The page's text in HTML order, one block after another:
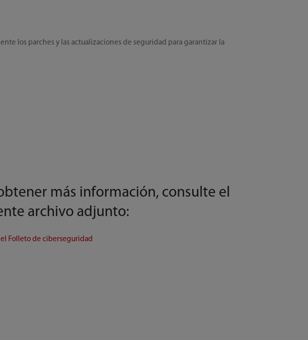
los parches y las actualizaciones de seguridad para garantizar la
más información, consulte el
archivo adjunto:
el Folleto de ciberseguridad